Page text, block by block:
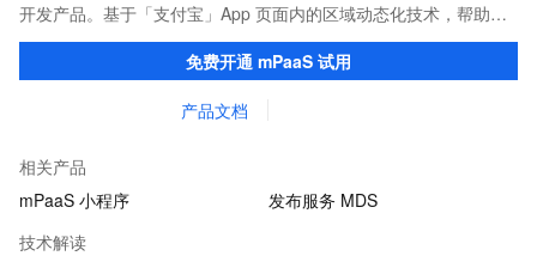
开发产品。基于「支付宝」App 页面内的区域动态化技术，帮助客
户提升研发效率的同时，追求轻量、流畅的 App 性能体验。
免费开通 mPaaS 试用
产品文档
相关产品
mPaaS 小程序
发布服务 MDS
技术解读